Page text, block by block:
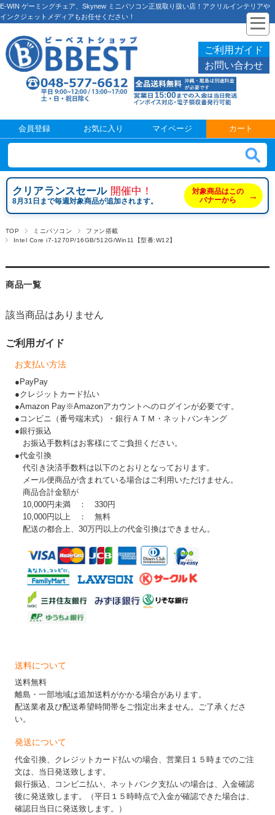
E-WIN ゲーミングチェア、Skynew ミニパソコン正規取り扱い店！アクリルインテリアや
インクジェットメディアもお任せください！
ご利用ガイド
お問い合わせ
会員登録 お気に入り マイページ カート
クリアランスセール 開催中！
8月31日まで毎週対象商品が追加されます。
対象商品はこの
バナーから
→
TOP ミニパソコン
ファン搭載
Intel Core i7-1270P/16GB/512G/Win11【型番:W12】
商品一覧
該当商品はありません
ご利用ガイド
お支払い方法
●PayPay
●クレジットカード払い
●Amazon Pay※Amazonアカウントへのログインが必要です。
●コンビニ（番号端末式）・銀行ＡＴＭ・ネットバンキング
●銀行振込
お振込手数料はお客様にてご負担ください。
●代金引換
代引き決済手数料は以下のとおりとなっております。
メール便商品が含まれている場合はご利用いただけません。
商品合計金額が
10,000円未満 ： 330円
10,000円以上 ： 無料
配送の都合上、30万円以上の代金引換はできません。
送料について
送料無料
離島・一部地域は追加送料がかかる場合があります。
配送業者及び配送希望時間帯をご指定出来ません。ご了承くださ
い。
発送について
代金引換、クレジットカード払いの場合、営業日１５時までのご注
文は、当日発送致します。
銀行振込、コンビニ払い、ネットバンク支払いの場合は、入金確認
後に発送致します。（平日１５時時点で入金が確認できた場合は、
確認日当日に発送致します。）